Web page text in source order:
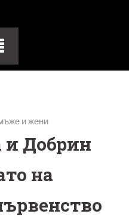
и Добрин
на